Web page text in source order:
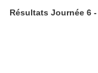
Résultats Journée 6